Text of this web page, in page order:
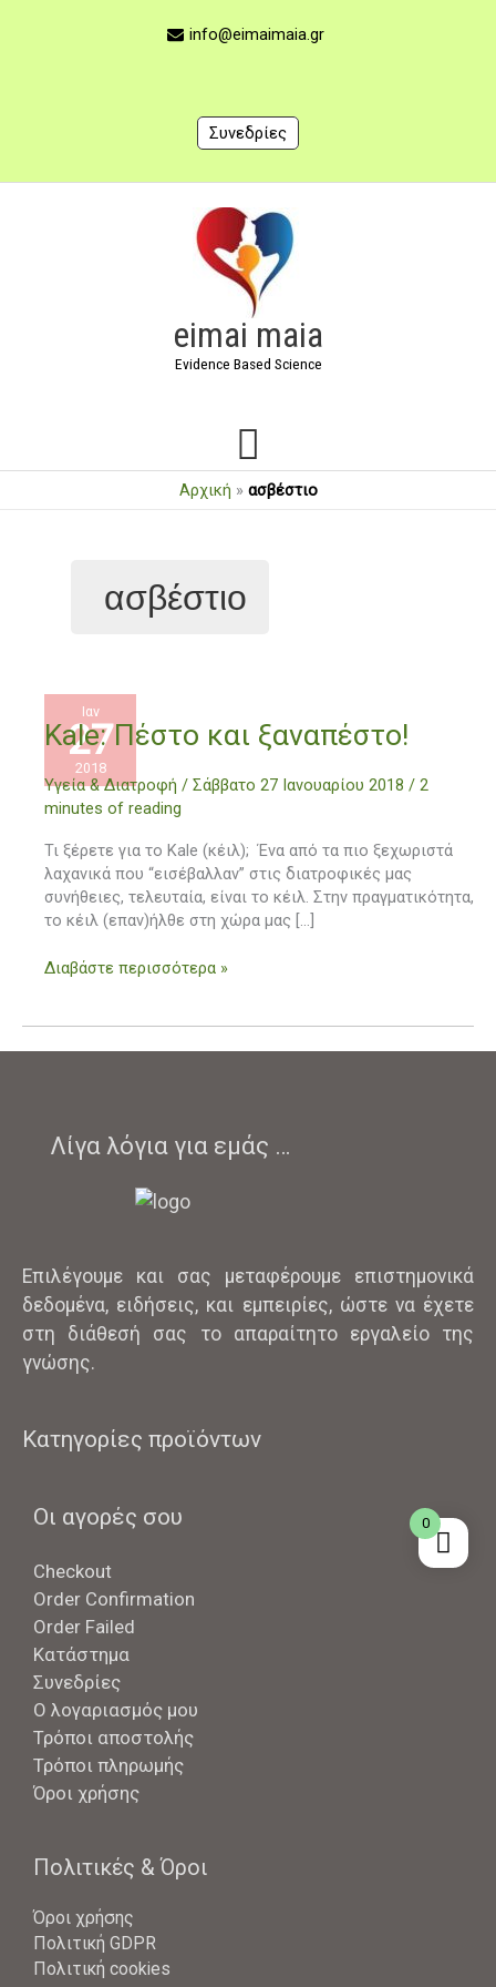
info@eimaimaia.gr
Συνεδρίες
eimai maia
Evidence Based Science
Κύριο
Μενού
Αρχική » ασβέστιο
ασβέστιο
Ιαν
27
2018
Kale: Πέστο και ξαναπέστο!
Υγεία & Διατροφή / Σάββατο 27 Ιανουαρίου 2018 / 2
minutes of reading
Τι ξέρετε για το Kale (κέιλ); Ένα από τα πιο ξεχωριστά
λαχανικά που “εισέβαλλαν” στις διατροφικές μας
συνήθειες, τελευταία, είναι το κέιλ. Στην πραγματικότητα,
το κέιλ (επαν)ήλθε στη χώρα μας […]
Kale:
Πέστο
και
ξαναπέστο!
Διαβάστε περισσότερα »
Λίγα λόγια για εμάς …
Επιλέγουμε και σας μεταφέρουμε επιστημονικά
δεδομένα, ειδήσεις, και εμπειρίες, ώστε να έχετε
στη διάθεσή σας το απαραίτητο εργαλείο της
γνώσης.
Κατηγορίες προϊόντων
Οι αγορές σου
Checkout
Order Confirmation
Order Failed
Κατάστημα
Συνεδρίες
Ο λογαριασμός μου
Τρόποι αποστολής
Τρόποι πληρωμής
Όροι χρήσης
Πολιτικές & Όροι
Όροι χρήσης
Πολιτική GDPR
Πολιτική cookies
0